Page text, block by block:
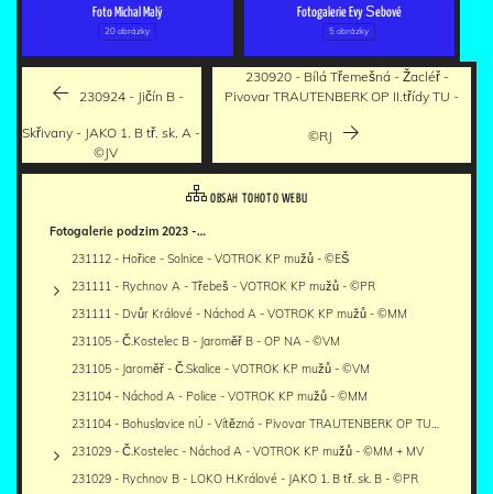
Foto Michal Malý
20 obrázky
Fotogalerie Evy Šebové
5 obrázky
230924 - Jičín B -
Skřivany - JAKO 1. B tř. sk. A -
©JV
230920 - Bílá Třemešná - Žacléř -
Pivovar TRAUTENBERK OP II.třídy TU -
©RJ
OBSAH TOHOTO WEBU
Fotogalerie podzim 2023 -…
231112 - Hořice - Solnice - VOTROK KP mužů - ©EŠ
231111 - Rychnov A - Třebeš - VOTROK KP mužů - ©PR
231111 - Dvůr Králové - Náchod A - VOTROK KP mužů - ©MM
231105 - Č.Kostelec B - Jaroměř B - OP NA - ©VM
231105 - Jaroměř - Č.Skalice - VOTROK KP mužů - ©VM
231104 - Náchod A - Police - VOTROK KP mužů - ©MM
231104 - Bohuslavice nÚ - Vítězná - Pivovar TRAUTENBERK OP TU…
231029 - Č.Kostelec - Náchod A - VOTROK KP mužů - ©MM + MV
231029 - Rychnov B - LOKO H.Králové - JAKO 1. B tř. sk. B - ©PR